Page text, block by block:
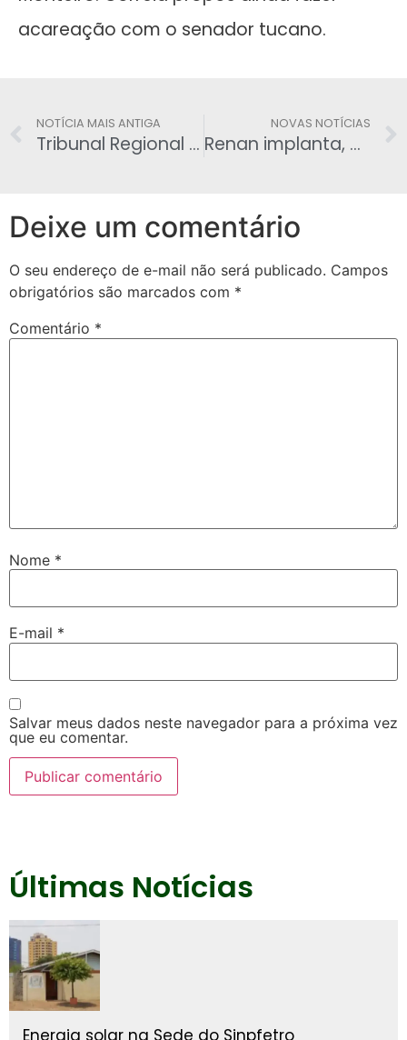
acareação com o senador tucano.
NOTÍCIA MAIS ANTIGA
Tribunal Regional Federal oferece 288 vagas para juiz e salário chega a cerca de R$ 24 mil
NOVAS NOTÍCIAS
Renan implanta, ma marra, parlamentarismo branco
Deixe um comentário
O seu endereço de e-mail não será publicado. Campos
obrigatórios são marcados com *
Comentário *
Nome *
E-mail *
Salvar meus dados neste navegador para a próxima vez
que eu comentar.
Últimas Notícias
Energia solar na Sede do Sinpfetro